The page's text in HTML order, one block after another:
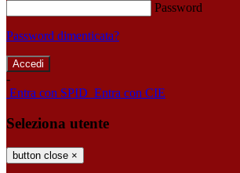
Password
Password dimenticata?
-
Entra con SPID Entra con CIE
Seleziona utente
button close ×